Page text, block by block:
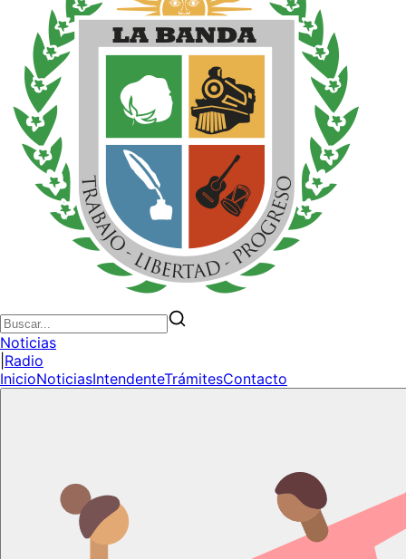
Noticias
Radio
InicioNoticiasIntendenteTrámitesContacto